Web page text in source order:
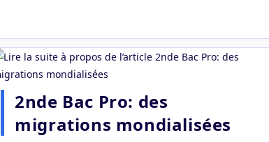
2nde Bac Pro: des
migrations mondialisées